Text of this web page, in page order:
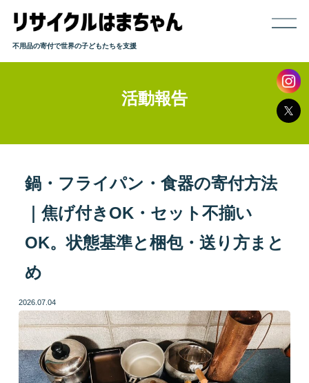
ホーム
寄付までの流れ
取り扱い品目
発送方法
会社概要
不用品の寄付で世界の子どもたちを支援
活動報告
鍋・フライパン・食器の寄付方法
｜焦げ付きOK・セット不揃い
OK。状態基準と梱包・送り方まと
め
2026.07.04